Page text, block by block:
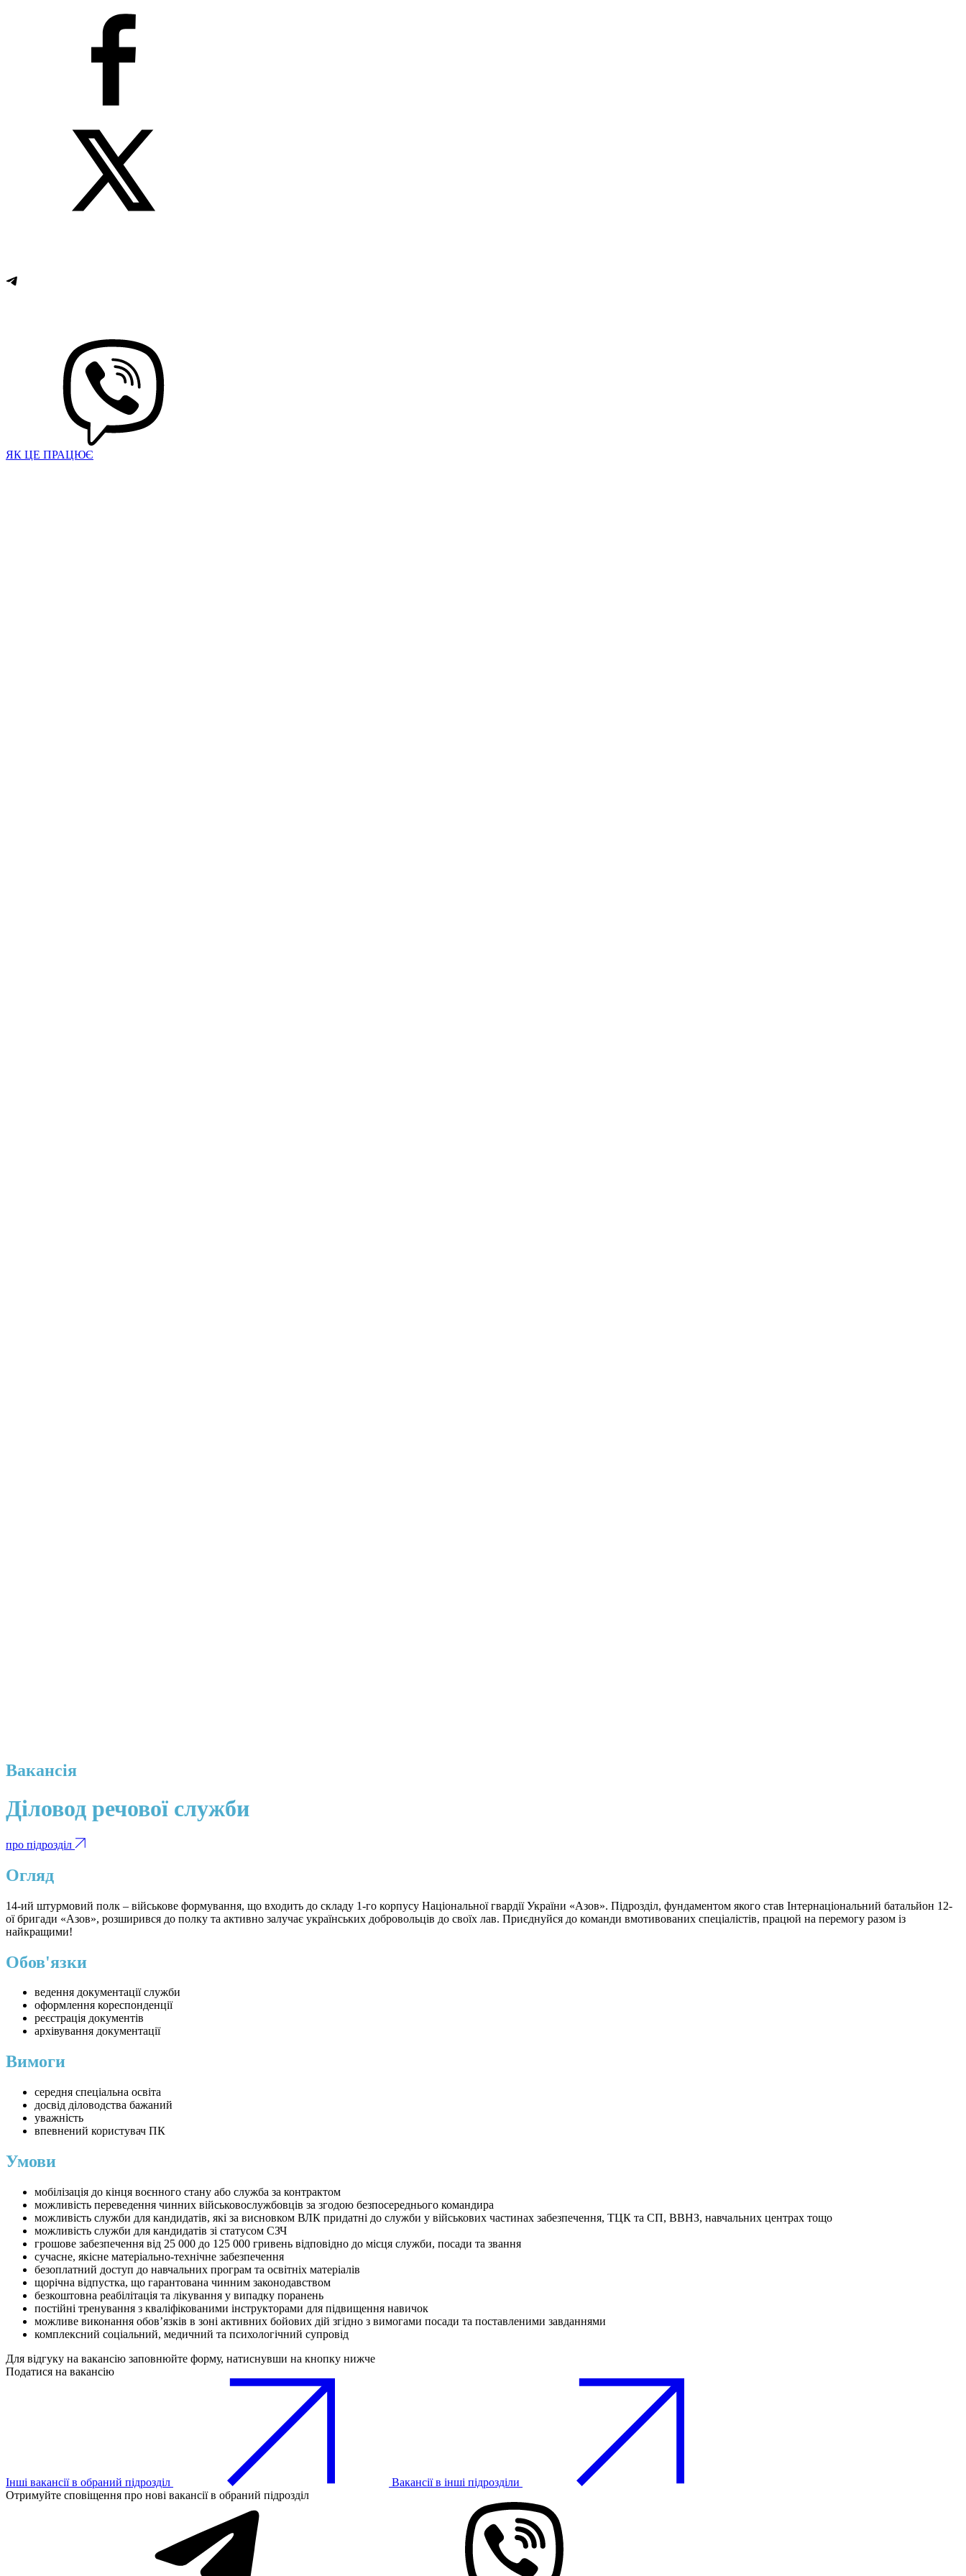
ЯК ЦЕ ПРАЦЮЄ
Вакансія
Діловод речової служби
про підрозділ
Огляд
14-ий штурмовий полк – військове формування, що входить до складу 1-го корпусу Національної гвардії України «Азов». Підрозділ, фундаментом якого став Інтернаціональний батальйон 12-
ої бригади «Азов», розширився до полку та активно залучає українських добровольців до своїх лав. Приєднуйся до команди вмотивованих спеціалістів, працюй на перемогу разом із
найкращими!
Обов'язки
ведення документації служби
оформлення кореспонденції
реєстрація документів
архівування документації
Вимоги
середня спеціальна освіта
досвід діловодства бажаний
уважність
впевнений користувач ПК
Умови
⁠мобілізація до кінця воєнного стану або служба за контрактом
можливість переведення чинних військовослужбовців за згодою безпосереднього командира
можливість служби для кандидатів, які за висновком ВЛК придатні до служби у військових частинах забезпечення, ТЦК та СП, ВВНЗ, навчальних центрах тощо
можливість служби для кандидатів зі статусом СЗЧ
грошове забезпечення від 25 000 до 125 000 гривень відповідно до місця служби, посади та звання
сучасне, якісне матеріально-технічне забезпечення
безоплатний доступ до навчальних програм та освітніх матеріалів
щорічна відпустка, що гарантована чинним законодавством
безкоштовна реабілітація та лікування у випадку поранень
постійні тренування з кваліфікованими інструкторами для підвищення навичок
можливе виконання обовʼязків в зоні активних бойових дій згідно з вимогами посади та поставленими завданнями
комплексний соціальний, медичний та психологічний супровід
Для відгуку на вакансію заповнюйте форму, натиснувши на кнопку нижче
Податися на вакансію
Інші вакансії в обраний підрозділ
Вакансії в інші підрозділи
Отримуйте сповіщення про нові вакансії в обраний підрозділ